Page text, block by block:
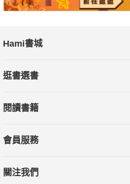
Hami書城
逛書選書
閱讀書籍
會員服務
關注我們